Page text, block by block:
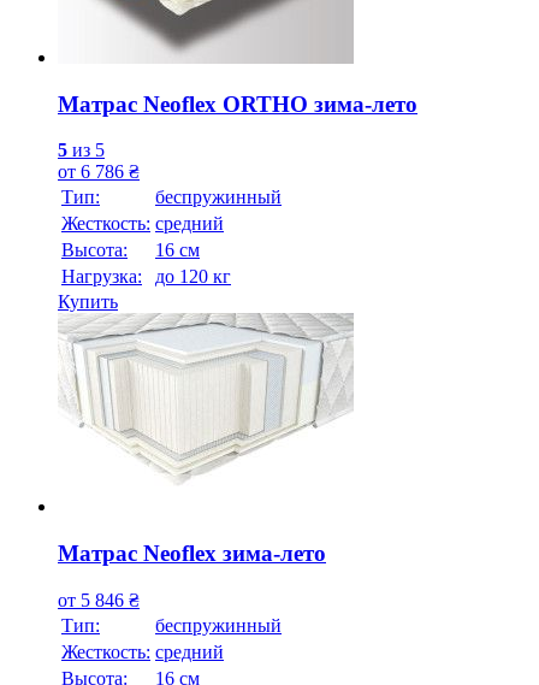
Матрас Neoflex ORTHO зима-лето
5 из 5
от 6 786 ₴
Тип:
беспружинный
Жесткость: средний
Высотa:
16 см
Нагрузка:
до 120 кг
Купить
Матрас Neoflex зима-лето
от 5 846 ₴
Тип:
беспружинный
Жесткость: средний
Высотa:
16 см